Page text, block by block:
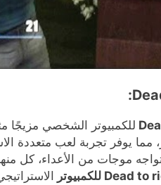
للكمبيوتر الشخصي مزيجًا
مما يوفر تجربة لعب متعددة
موجات من الأعداء، كل